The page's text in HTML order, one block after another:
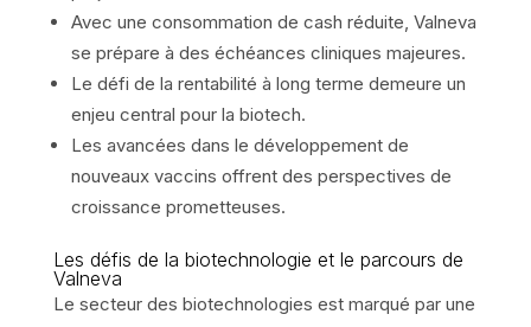
Avec une consommation de cash réduite, Valneva
se prépare à des échéances cliniques majeures.
Le défi de la rentabilité à long terme demeure un
enjeu central pour la biotech.
Les avancées dans le développement de
nouveaux vaccins offrent des perspectives de
croissance prometteuses.
Les défis de la biotechnologie et le parcours de
Valneva
Le secteur des biotechnologies est marqué par une